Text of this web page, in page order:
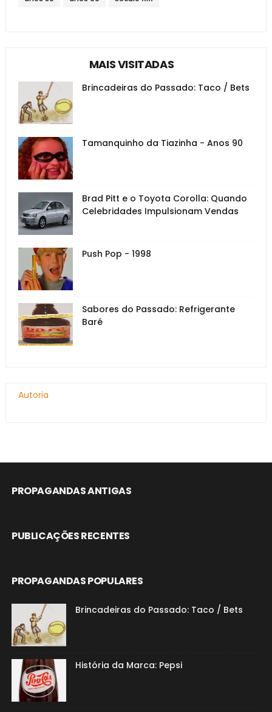
MAIS VISITADAS
Brincadeiras do Passado: Taco / Bets
Tamanquinho da Tiazinha - Anos 90
Brad Pitt e o Toyota Corolla: Quando
Celebridades Impulsionam Vendas
Push Pop - 1998
Sabores do Passado: Refrigerante
Baré
Autoria
PROPAGANDAS ANTIGAS
PUBLICAÇÕES RECENTES
PROPAGANDAS POPULARES
Brincadeiras do Passado: Taco / Bets
História da Marca: Pepsi